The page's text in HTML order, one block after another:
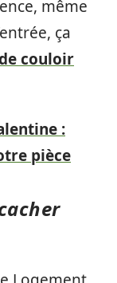
même
ça
couloir
:
pièce